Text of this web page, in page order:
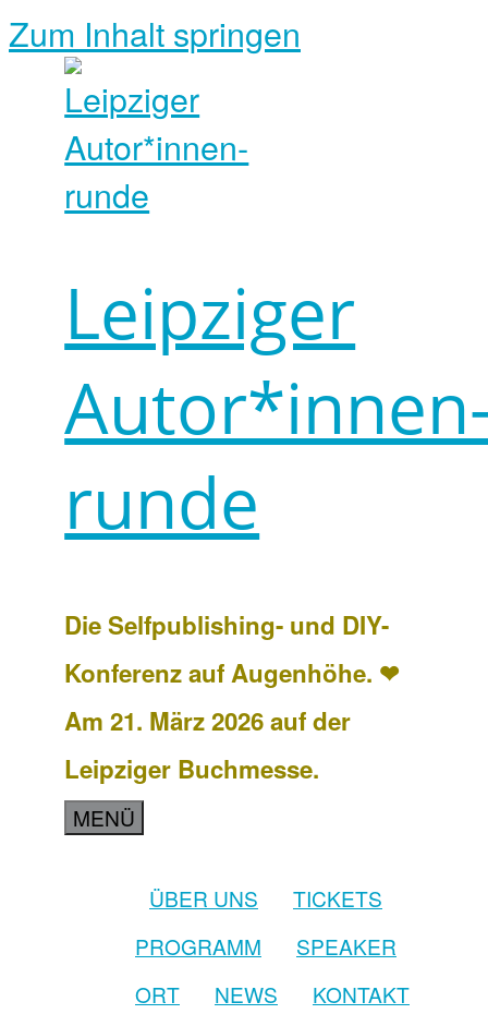
Zum Inhalt springen
Leipziger
runde
Die Selfpublishing- und DIY-
Konferenz auf Augenhöhe. ❤
Am 21. März 2026 auf der
Leipziger Buchmesse.
MENÜ
ÜBER UNS
TICKETS
PROGRAMM
SPEAKER
ORT
NEWS
KONTAKT